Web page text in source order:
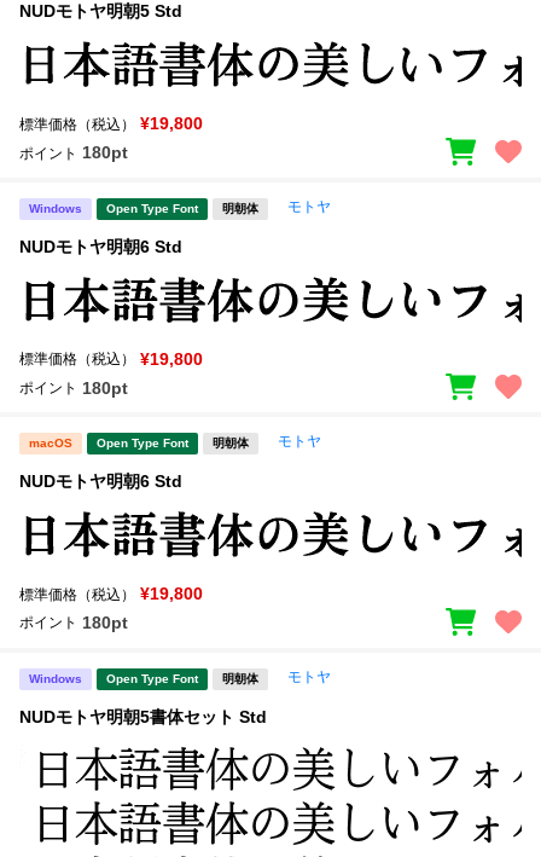
NUDモトヤ明朝5 Std
標準価格（税込） ¥19,800
ポイント 180pt
Windows Open Type Font 明朝体 モトヤ
NUDモトヤ明朝6 Std
標準価格（税込） ¥19,800
ポイント 180pt
macOS Open Type Font 明朝体 モトヤ
NUDモトヤ明朝6 Std
標準価格（税込） ¥19,800
ポイント 180pt
Windows Open Type Font 明朝体 モトヤ
NUDモトヤ明朝5書体セット Std